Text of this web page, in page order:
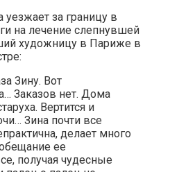
за границу в
на лечение слепнувшей
художницу в Париже в
Зину. Вот
Заказов нет. Дома
Вертится и
Зина почти все
делает много
ее
получая чудесные